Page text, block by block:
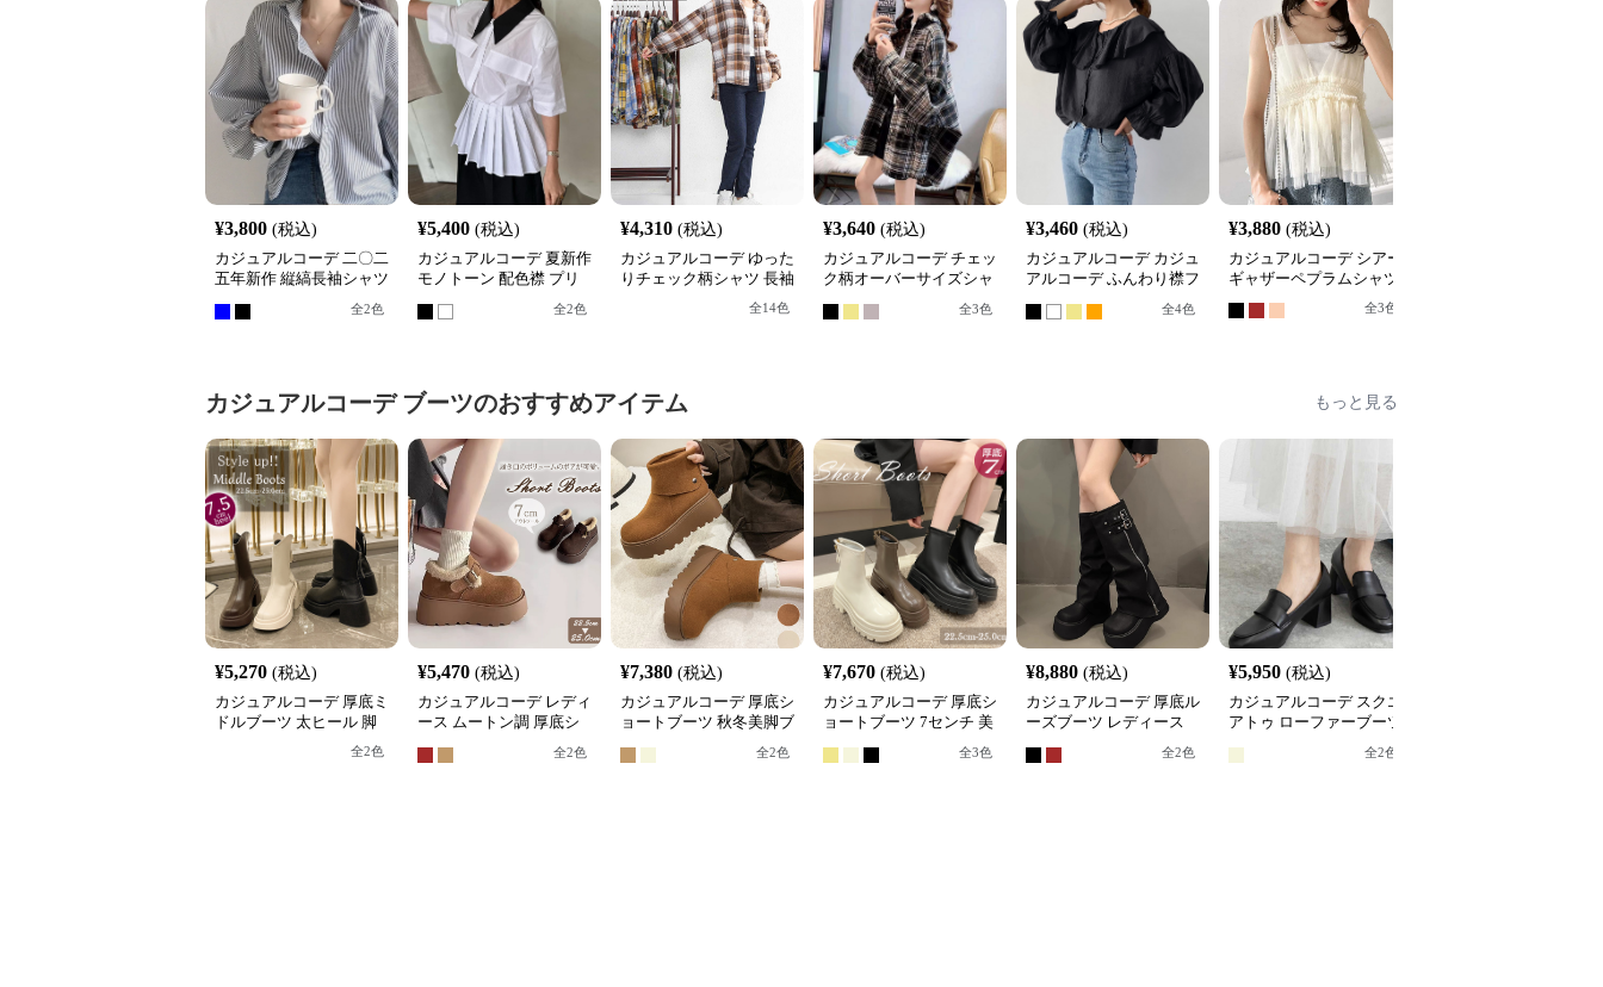
¥3,800 (税込)
カジュアルコーデ 二〇二
五年新作 縦縞長袖シャツ
全2色
¥5,400 (税込)
カジュアルコーデ 夏新作
モノトーン 配色襟 プリ
全2色
¥4,310 (税込)
カジュアルコーデ ゆった
りチェック柄シャツ 長袖
全14色
¥3,640 (税込)
カジュアルコーデ チェッ
ク柄オーバーサイズシャ
全3色
¥3,460 (税込)
カジュアルコーデ カジュ
アルコーデ ふんわり襟フ
全4色
¥3,880 (税込)
カジュアルコーデ シアー
ギャザーペプラムシャツ
全3色
カジュアルコーデ ブーツのおすすめアイテム もっと見る
¥5,270 (税込)
カジュアルコーデ 厚底ミ
ドルブーツ 太ヒール 脚
長効果 美脚ブーツ 黒全2色
¥5,470 (税込)
カジュアルコーデ レディ
ース ムートン調 厚底シ
ョートブーツ 裏ボア 暖
かい美脚ブーツ
全2色
¥7,380 (税込)
カジュアルコーデ 厚底シ
ョートブーツ 秋冬美脚ブ
全2色
¥7,670 (税込)
カジュアルコーデ 厚底シ
ョートブーツ 7センチ 美
全3色
¥8,880 (税込)
カジュアルコーデ 厚底ル
ーズブーツ レディース
全2色
¥5,950 (税込)
カジュアルコーデ スクエ
アトゥ ローファーブーツ
全2色